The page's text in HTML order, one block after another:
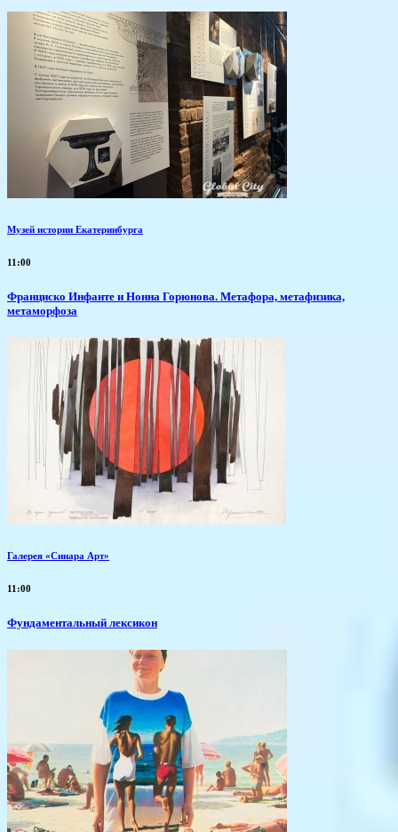
Музей истории Екатеринбурга
11:00
Франциско Инфанте и Нонна Горюнова. Метафора, метафизика,
метаморфоза
Галерея «Синара Арт»
11:00
Фундаментальный лексикон